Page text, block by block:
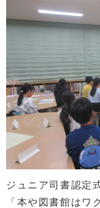
ジュニア司書認定
「本や図書館はワ